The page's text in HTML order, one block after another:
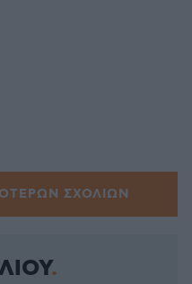
ΣΧΟΛΙΩΝ